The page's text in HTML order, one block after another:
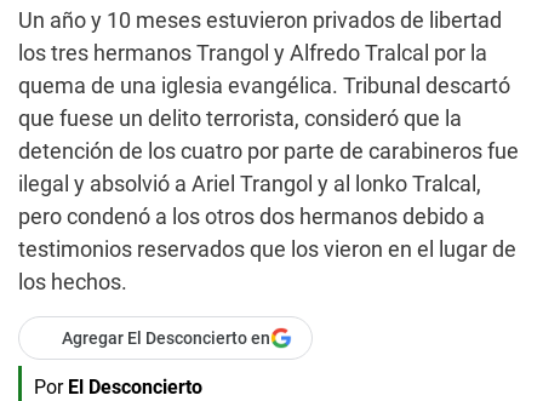
Un año y 10 meses estuvieron privados de libertad
los tres hermanos Trangol y Alfredo Tralcal por la
quema de una iglesia evangélica. Tribunal descartó
que fuese un delito terrorista, consideró que la
detención de los cuatro por parte de carabineros fue
ilegal y absolvió a Ariel Trangol y al lonko Tralcal,
pero condenó a los otros dos hermanos debido a
testimonios reservados que los vieron en el lugar de
los hechos.
Agregar El Desconcierto en
Por El Desconcierto